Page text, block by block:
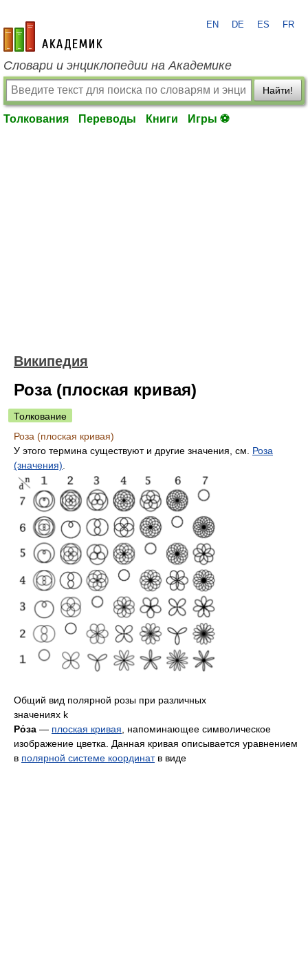
academic.ru
EN DE ES FR
Словари и энциклопедии на Академике
Найти!
Толкования Переводы Книги Игры ⚽
Википедия
Роза (плоская кривая)
Толкование
Роза (плоская кривая)
У этого термина существуют и другие значения, см. Роза
(значения)
Общий вид полярной розы при различных
значениях k
Ро́за — плоская кривая , напоминающее символическое
изображение цветка. Данная кривая описывается уравнением
в полярной системе координатв виде